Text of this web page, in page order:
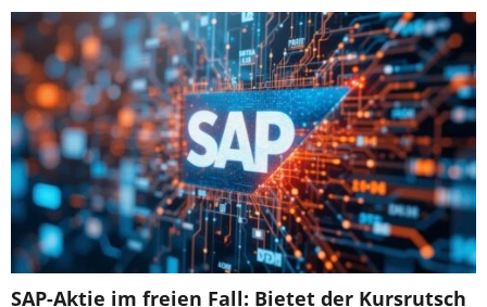
SAP-Aktie im freien Fall: Bietet der Kursrutsch